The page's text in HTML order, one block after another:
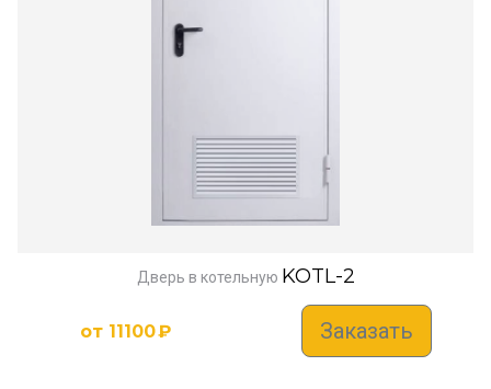
Дверь в котельную KOTL-2
от 11100₽ Заказать